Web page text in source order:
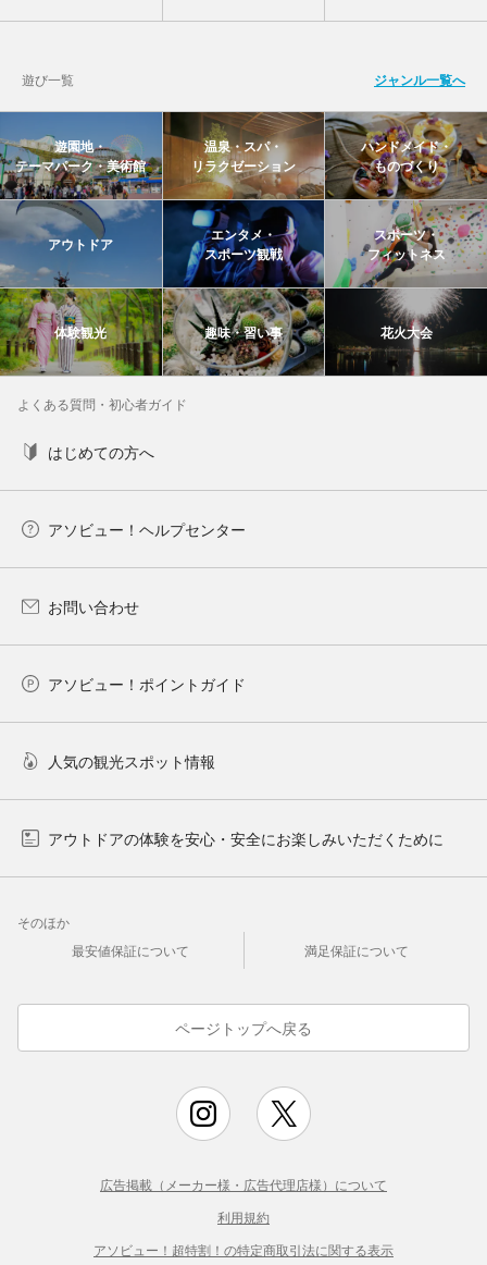
遊び一覧 ジャンル一覧へ
遊園地・
テーマパーク・美術館
温泉・スパ・
リラクゼーション
ハンドメイド・
ものづくり
アウトドア
エンタメ・
スポーツ観戦
スポーツ・
フィットネス
体験観光 趣味・習い事 花火大会
よくある質問・初心者ガイド
はじめての方へ
アソビュー！ヘルプセンター
お問い合わせ
アソビュー！ポイントガイド
人気の観光スポット情報
アウトドアの体験を安心・安全にお楽しみいただくために
そのほか
最安値保証について
満足保証について
ページトップへ戻る
広告掲載（メーカー様・広告代理店様）について
利用規約
アソビュー！超特割！の特定商取引法に関する表示